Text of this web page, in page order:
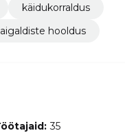
käidukorraldus
hooldus
35